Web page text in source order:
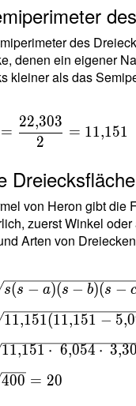
des
denen ein eigener
kleiner als das
=
2
22,303
= 11,151
von Heron gibt die
zuerst Winkel
Arten von
s(s-a)(s-
s(s − a)(s − b)(s − c
11,151(11,151 − 5,0
11,151⋅ 6,054⋅ 3,3
400 = 20